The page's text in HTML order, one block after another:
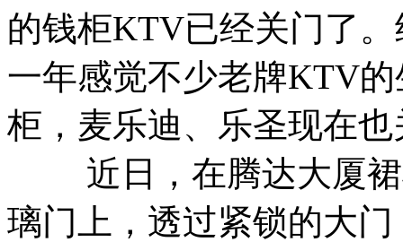
的钱柜KTV已经关门了
一年感觉不少老牌KTV
柜，麦乐迪、乐圣现在
近日，在腾达大厦裙
璃门上，透过紧锁的大